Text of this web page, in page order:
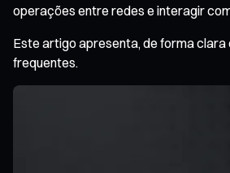
operações entre redes e interagir
Este artigo apresenta, de forma
frequentes.